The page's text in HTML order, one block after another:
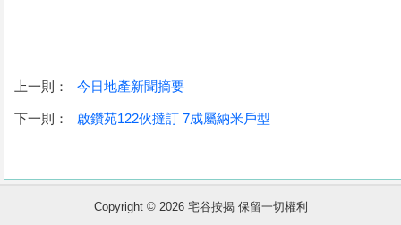
上一則： 今日地產新聞摘要
下一則： 啟鑽苑122伙撻訂 7成屬納米戶型
Copyright © 2026 宅谷按揭 保留一切權利